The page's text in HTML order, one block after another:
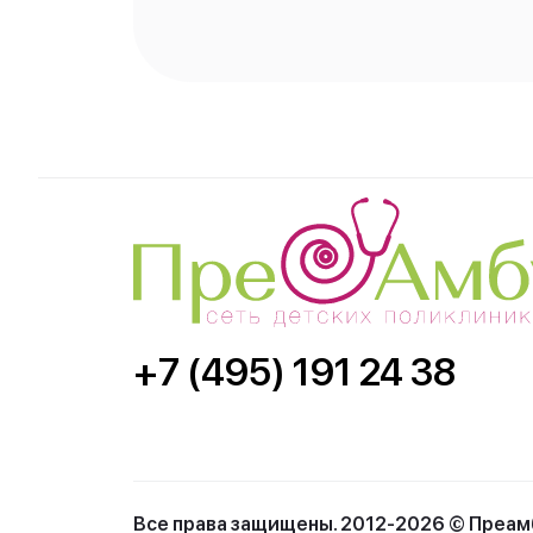
+7 (495) 191 24 38
Все права защищены. 2012-2026 ©